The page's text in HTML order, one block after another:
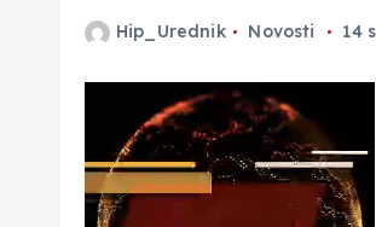
Hip_Urednik Novosti 14